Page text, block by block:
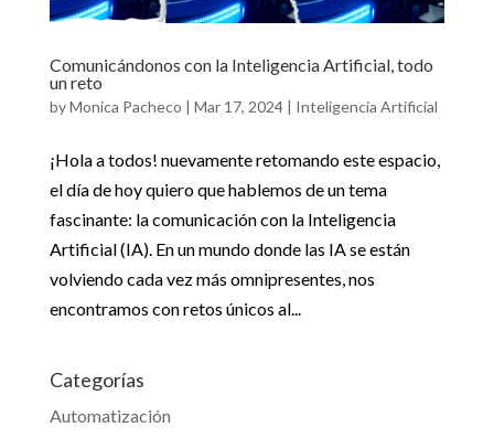
Comunicándonos con la Inteligencia Artificial, todo
un reto
byMonica Pacheco | Mar 17, 2024| Inteligencia Artificial
¡Hola a todos! nuevamente retomando este espacio,
el día de hoy quiero que hablemos de un tema
fascinante: la comunicación con la Inteligencia
Artificial (IA). En un mundo donde las IA se están
volviendo cada vez más omnipresentes, nos
encontramos con retos únicos al...
Categorías
Automatización